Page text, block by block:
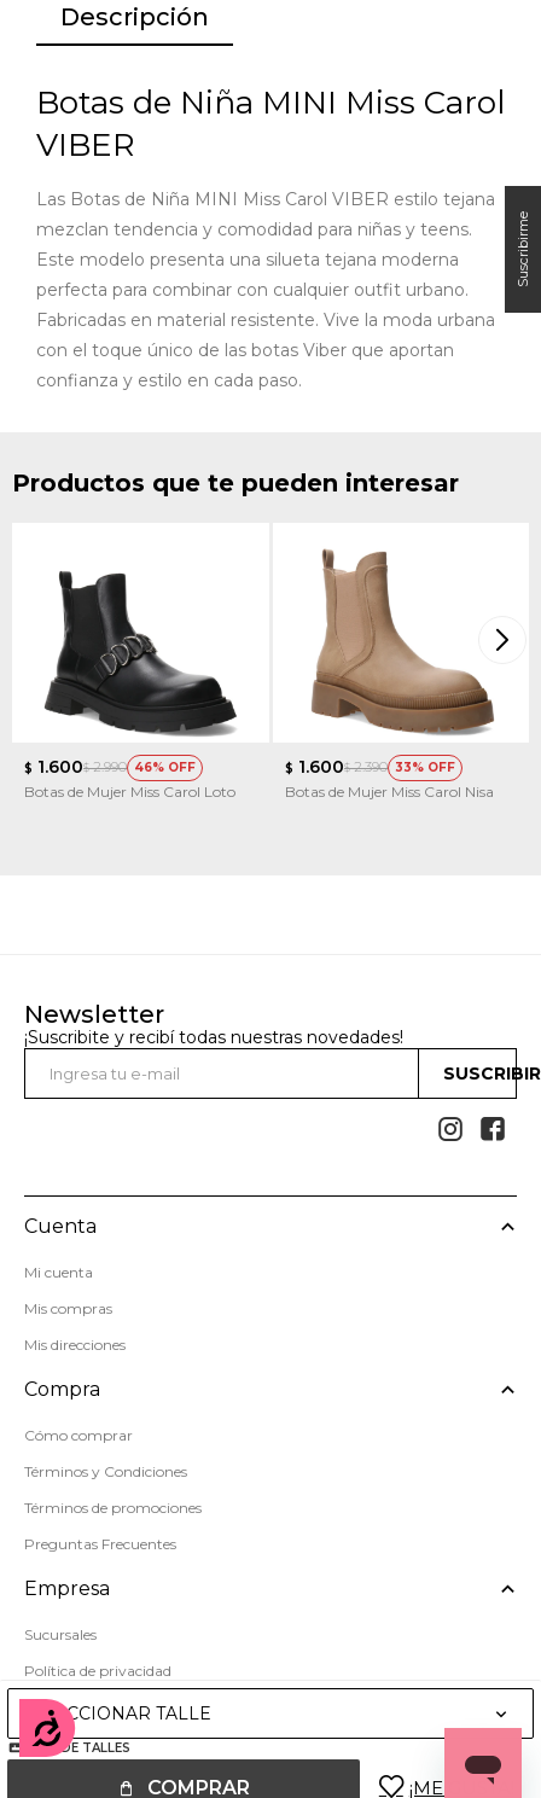
Accesibilidad
SELECCIONAR TALLE
GUÍA DE TALLES
COMPRAR
Descripción
Botas de Niña MINI Miss Carol
VIBER
Las Botas de Niña MINI Miss Carol VIBER estilo tejana
mezclan tendencia y comodidad para niñas y teens.
Este modelo presenta una silueta tejana moderna
perfecta para combinar con cualquier outfit urbano.
Fabricadas en material resistente. Vive la moda urbana
con el toque único de las botas Viber que aportan
confianza y estilo en cada paso.
Productos que te pueden interesar
$ 1.600$ 2.990 46
Botas de Mujer Miss Carol Loto
$ 1.600$ 2.390 33
Botas de Mujer Miss Carol Nisa
Newsletter
¡Suscribite y recibí todas nuestras novedades!
 
Cuenta
Mi cuenta
Mis compras
Mis direcciones
Compra
Cómo comprar
Términos y Condiciones
Términos de promociones
Preguntas Frecuentes
Empresa
Sucursales
Política de privacidad
Mapa del sitio